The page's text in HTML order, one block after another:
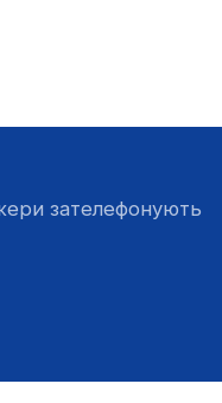
зателефонують